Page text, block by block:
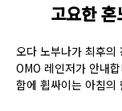
고요한
오다 노부나가 최후의
OMO 레인저가 안내
함에 휩싸이는 아침의